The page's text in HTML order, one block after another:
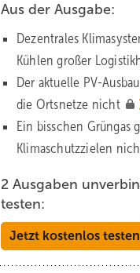
Aus der Ausgabe:
Dezentrales
Kühlen großer
Der aktuelle PV-
die Orts­netze nicht
Ein bisschen Grüngas
Klima­schutz­zielen
2 Ausgaben
testen:
Jetzt kostenlos